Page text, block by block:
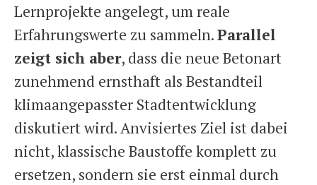
Lernprojekte angelegt, um reale
Erfahrungswerte zu sammeln.Parallel
zeigt sich aber, dass die neue Betonart
zunehmend ernsthaft als Bestandteil
klimaangepasster Stadtentwicklung
diskutiert wird. Anvisiertes Ziel ist dabei
nicht, klassische Baustoffe komplett zu
ersetzen, sondern sie erst einmal durch